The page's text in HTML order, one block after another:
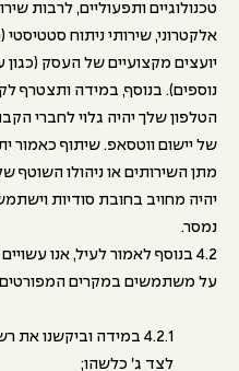
טכנולוגיים ותפעוליים, לרבות
יועצים מקצועיים של העסק (כגון
נוספים). בנוסף, במידה ותצטרף
הטלפון שלך יהיה גלוי לחברי
של יישום ווטסאפ. שיתוף כאמור
מתן השירותים או ניהולו
יהיה מחויב בחובת סודיות
נמסר.
4.2 בנוסף לאמור לעיל, אנו
על משתמשים במקרים המפורטים
4.2.1 במידה וביקשנו
לצד ג' כלשהו;